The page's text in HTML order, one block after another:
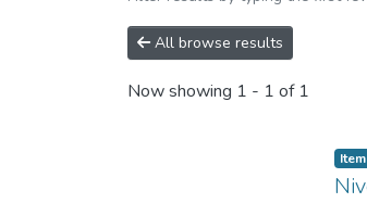
All browse results
Now showing 1 - 1 of 1
Item